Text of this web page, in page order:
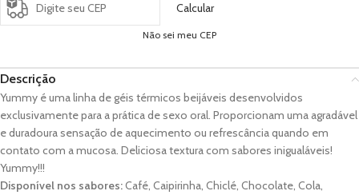
Calcular
Não sei meu CEP
Descrição
Yummy é uma linha de géis térmicos beijáveis desenvolvidos
exclusivamente para a prática de sexo oral. Proporcionam uma agradável
e duradoura sensação de aquecimento ou refrescância quando em
contato com a mucosa. Deliciosa textura com sabores inigualáveis!
Yummy!!!
Disponível nos sabores:Café, Caipirinha, Chiclé, Chocolate, Cola,